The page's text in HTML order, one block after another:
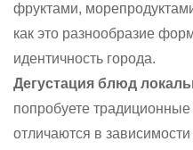
фруктами,
как это разнообразие
идентичность города.
Дегустация блюд
попробуете
отличаются в зависимости